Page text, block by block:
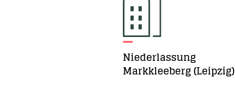
Niederlassung
Markkleeberg (Leipzig)